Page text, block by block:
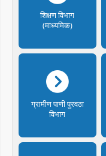
शिक्षण विभाग
(माध्यमिक)
ग्रामीण पाणी पुरवठा
विभाग